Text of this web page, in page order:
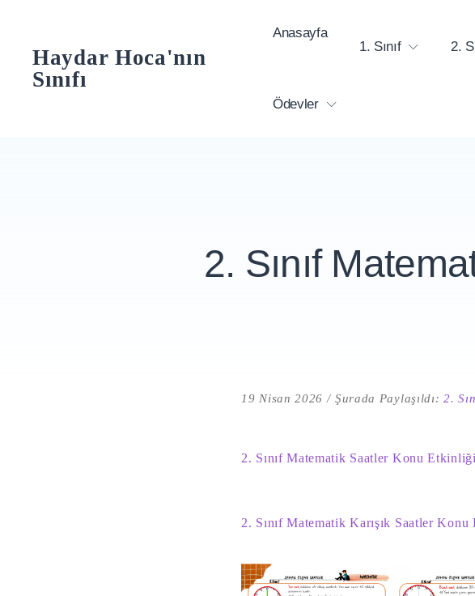
contentHaydar Hoca'nın
Sınıfı
Anasayfa
1. Sınıf
2.
Ödevler
2. Sınıf
19 Nisan 2026 Şurada Paylaşıldı:2.
2. Sınıf Matematik Saatler Konu
2. Sınıf Matematik Karışık Saatler